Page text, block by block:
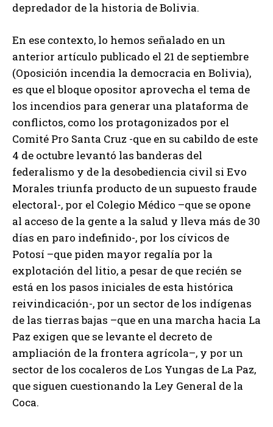
depredador de la historia de Bolivia.
En ese contexto, lo hemos señalado en un
anterior artículo publicado el 21 de septiembre
(Oposición incendia la democracia en Bolivia),
es que el bloque opositor aprovecha el tema de
los incendios para generar una plataforma de
conflictos, como los protagonizados por el
Comité Pro Santa Cruz -que en su cabildo de este
4 de octubre levantó las banderas del
federalismo y de la desobediencia civil si Evo
Morales triunfa producto de un supuesto fraude
electoral-, por el Colegio Médico –que se opone
al acceso de la gente a la salud y lleva más de 30
días en paro indefinido-, por los cívicos de
Potosí –que piden mayor regalía por la
explotación del litio, a pesar de que recién se
está en los pasos iniciales de esta histórica
reivindicación-, por un sector de los indígenas
de las tierras bajas –que en una marcha hacia La
Paz exigen que se levante el decreto de
ampliación de la frontera agrícola–, y por un
sector de los cocaleros de Los Yungas de La Paz,
que siguen cuestionando la Ley General de la
Coca.